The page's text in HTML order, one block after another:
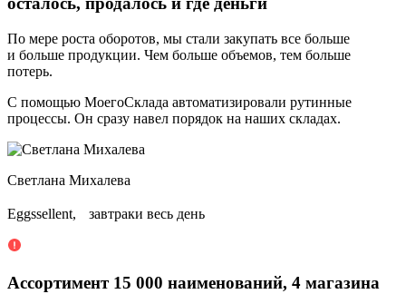
По мере роста оборотов, мы стали закупать все больше
и больше продукции. Чем больше объемов, тем больше
потерь.
С помощью МоегоСклада автоматизировали рутинные
процессы. Он сразу навел порядок на наших складах.
Светлана Михалева
Eggssellent, завтраки весь день
Ассортимент 15 000 наименований, 4 магазина